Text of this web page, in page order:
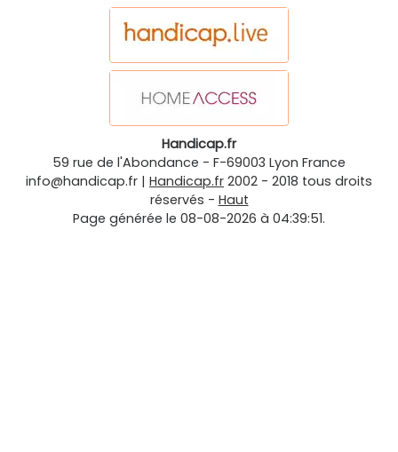
Handicap.fr
59 rue de l'Abondance - F-69003 Lyon France
info@handicap.fr | Handicap.fr 2002 - 2018 tous droits
réservés - Haut
Page générée le 08-08-2026 à 04:39:51.